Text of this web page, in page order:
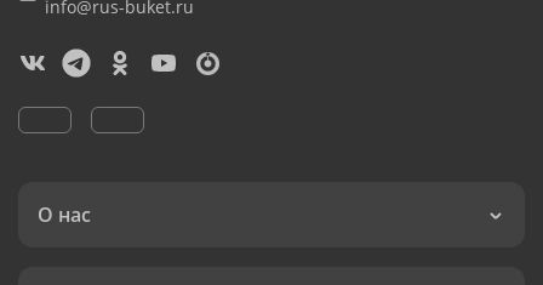
info@rus-buket.ru
О нас